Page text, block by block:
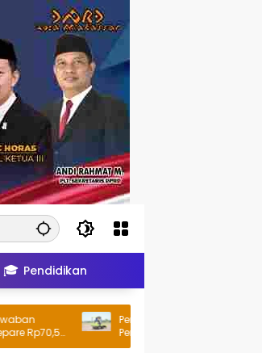
🎓 Pendidikan
Pemkab Barru Bersama Unhas
Penanaman Perdana Jagung
JJUH